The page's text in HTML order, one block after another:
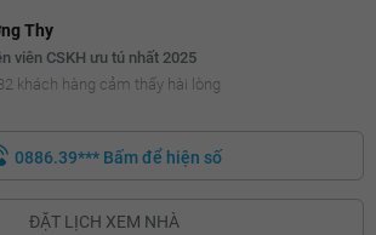
10.64 tỷ
10.66 tỷ
10.68 tỷ
10.7 tỷ
10.72 tỷ
Thy
viên CSKH ưu tú nhất 2025
khách hàng cảm thấy hài lòng
0886.39*** Bấm để hiện số
ĐẶT LỊCH XEM NHÀ